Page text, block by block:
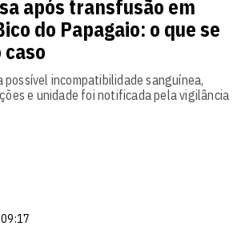
após transfusão em
do Papagaio: o que se
incompatibilidade sanguínea,
e unidade foi notificada pela vigilância